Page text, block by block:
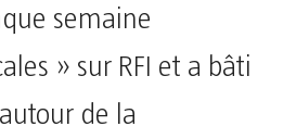
semaine
» sur RFI et a bâti
de la